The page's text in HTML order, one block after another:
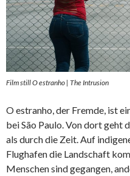
Film still O estranho | The Intrusion
O estranho, der Fremde, ist
bei São Paulo. Von dort geht
als durch die Zeit. Auf
Flughafen die Landschaft
Menschen sind gegangen,